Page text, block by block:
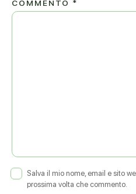
COMMENTO *
Salva il mio nome, email e sito
prossima volta che commento.